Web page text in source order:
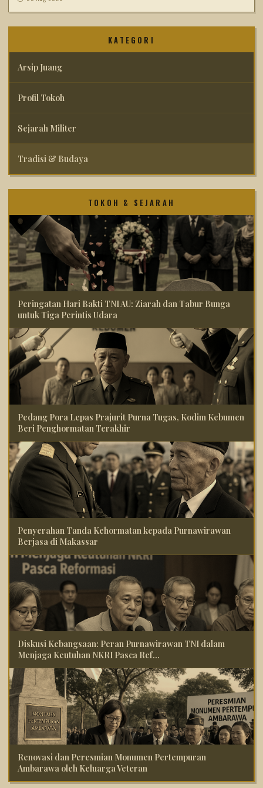
KATEGORI
Arsip Juang
Profil Tokoh
Sejarah Militer
Tradisi & Budaya
TOKOH & SEJARAH
Peringatan Hari Bakti TNI AU: Ziarah dan Tabur Bunga
untuk Tiga Perintis Udara
Pedang Pora Lepas Prajurit Purna Tugas, Kodim Kebumen
Beri Penghormatan Terakhir
Penyerahan Tanda Kehormatan kepada Purnawirawan
Berjasa di Makassar
Diskusi Kebangsaan: Peran Purnawirawan TNI dalam
Menjaga Keutuhan NKRI Pasca Ref...
Renovasi dan Peresmian Monumen Pertempuran
Ambarawa oleh Keluarga Veteran